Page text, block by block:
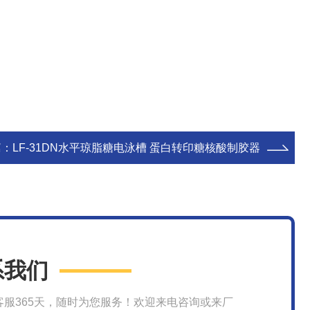
LF-31DN水平琼脂糖电泳槽 蛋白转印糖核酸制胶器
们
服365天，随时为您服务！欢迎来电咨询或来厂